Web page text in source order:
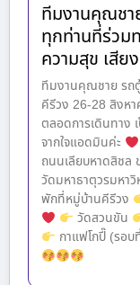
ทีมงานคุณชา
ทุกท่านที่ร่วม
ความสุข เสีย
ทีมงานคุณชาย รถ
คีรีวง 26-28 สิงหา
ตลอดการเดินทา
จากใจแอดมินค่ะ
ถนนเลียบหาดสิชล
วัดมหาธาตุวรมหาวิ
พักที่หมู่บ้านคีรีวง
วัดสวนขัน
กาแฟโกปี๊ (รอ